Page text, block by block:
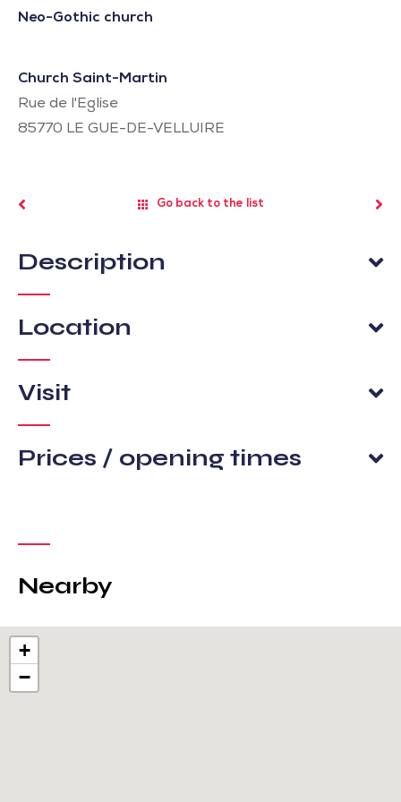
Neo-Gothic church
Church Saint-Martin
Rue de l'Eglise
85770 LE GUE-DE-VELLUIRE
Go back to the list
Description
Location
Visit
Prices / opening times
Nearby
+
−